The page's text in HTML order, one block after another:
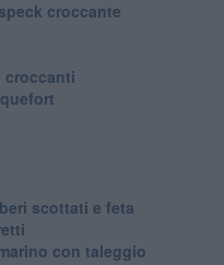
croccante
croccanti
scottati e feta
con taleggio